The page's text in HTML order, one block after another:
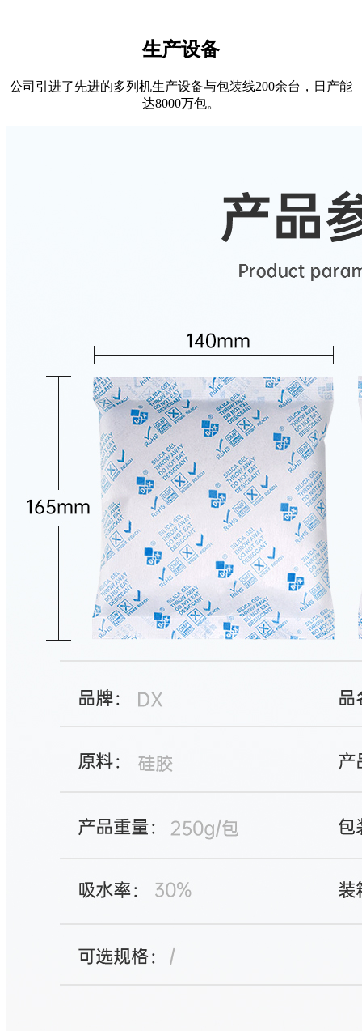
生产设备
公司引进了先进的多列机生产设备与包装线200余台，日产能
达8000万包。